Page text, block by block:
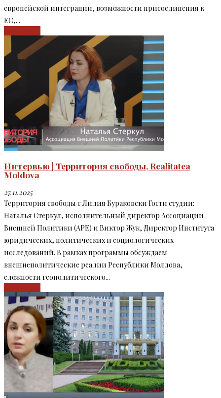
европейской интеграции, возможности присоединения к
ЕС,...
Интервью | Территория свободы, Realitatea
Moldova
27.11.2025
Территория свободы c Лилия Бураковски Гости студии:
Наталья Стеркул, исполнительный директор Ассоциации
Внешней Политики (APE) и Виктор Жук, Директор Института
юридических, политических и социологических
исследований. В рамках программы обсуждаем
внешнеполитические реалии Республики Молдова,
сложности геополитического...